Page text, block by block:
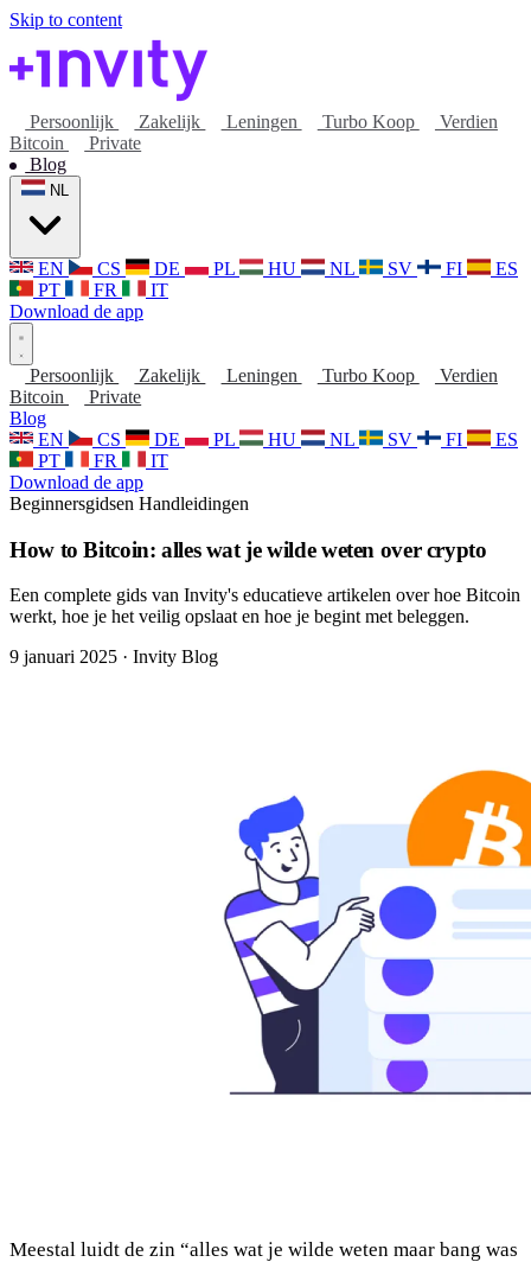
Skip to content
Persoonlijk Zakelijk Leningen Turbo Koop
Verdien
Bitcoin
Private
Blog
EN CS DE PL HU NL SV FI
ES
PT
FR
IT
Download de app
Persoonlijk Zakelijk Leningen Turbo Koop
Verdien
Bitcoin
Private
Blog
EN
CS DE PL HU NL SV FI
ES
PT
FR
IT
Download de app
Beginnersgidsen Handleidingen
How to Bitcoin: alles wat je wilde weten over crypto
Een complete gids van Invity's educatieve artikelen over hoe Bitcoin
werkt, hoe je het veilig opslaat en hoe je begint met beleggen.
9 januari 2025 · Invity Blog
Meestal luidt de zin “alles wat je wilde weten maar bang was